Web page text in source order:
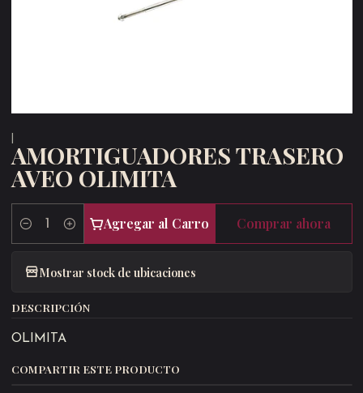
AMORTIGUADORES TRASERO
AVEO OLIMITA
Cantidad
Agregar al Carro Comprar ahora
Mostrar stock de ubicaciones
DESCRIPCIÓN
OLIMITA
COMPARTIR ESTE PRODUCTO